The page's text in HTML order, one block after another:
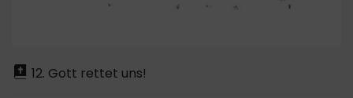
12. Gott rettet uns!